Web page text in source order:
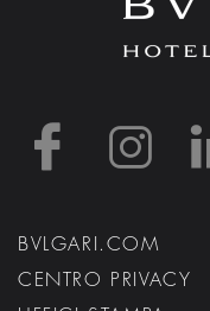
BVLGARI.COM
CENTRO PRIVACY